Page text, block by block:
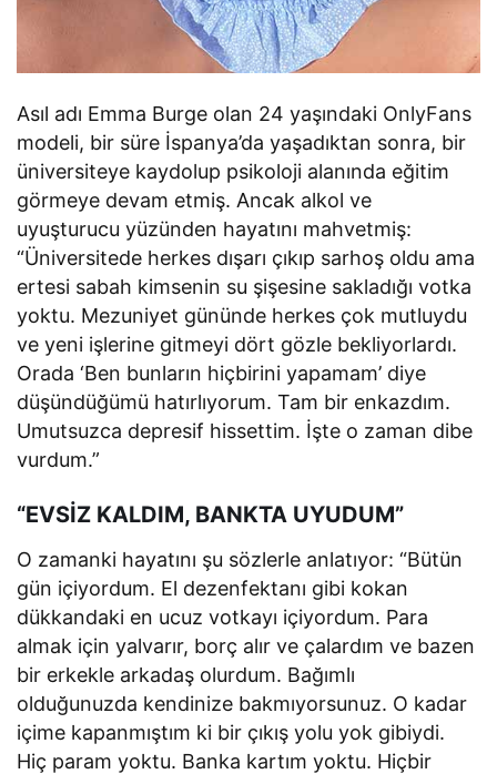
Asıl adı Emma Burge olan 24 yaşındaki OnlyFans
modeli, bir süre İspanya’da yaşadıktan sonra, bir
üniversiteye kaydolup psikoloji alanında eğitim
görmeye devam etmiş. Ancak alkol ve
uyuşturucu yüzünden hayatını mahvetmiş:
“Üniversitede herkes dışarı çıkıp sarhoş oldu ama
ertesi sabah kimsenin su şişesine sakladığı votka
yoktu. Mezuniyet gününde herkes çok mutluydu
ve yeni işlerine gitmeyi dört gözle bekliyorlardı.
Orada ‘Ben bunların hiçbirini yapamam’ diye
düşündüğümü hatırlıyorum. Tam bir enkazdım.
Umutsuzca depresif hissettim. İşte o zaman dibe
vurdum.”
“EVSİZ KALDIM, BANKTA UYUDUM”
O zamanki hayatını şu sözlerle anlatıyor: “Bütün
gün içiyordum. El dezenfektanı gibi kokan
dükkandaki en ucuz votkayı içiyordum. Para
almak için yalvarır, borç alır ve çalardım ve bazen
bir erkekle arkadaş olurdum. Bağımlı
olduğunuzda kendinize bakmıyorsunuz. O kadar
içime kapanmıştım ki bir çıkış yolu yok gibiydi.
Hiç param yoktu. Banka kartım yoktu. Hiçbir